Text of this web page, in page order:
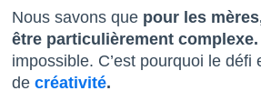
Nous savons que pour les
être particulièrement complexe.
impossible. C’est pourquoi le défi
de créativité.